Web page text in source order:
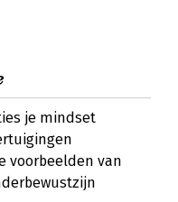
je mindset
voorbeelden van